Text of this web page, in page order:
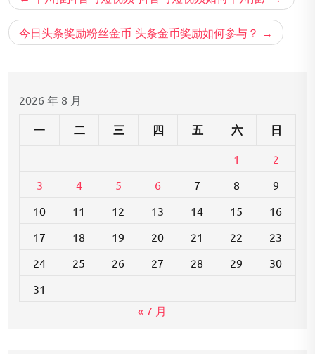
章
导今日头条奖励粉丝金币-头条金币奖励如何参与？
2026 年 8 月
一 二 三 四 五 六 日
1
2
3
4 5 6 7 8
9
10
11 12 13 14 15
16
17
18 19 20 21 22
23
24
25 26 27 28 29
30
31
« 7 月